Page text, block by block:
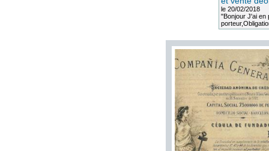
le 20/02/2018
"Bonjour J'ai en